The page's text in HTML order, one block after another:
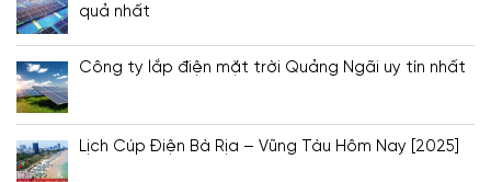
quả nhất
Công ty lắp điện mặt trời Quảng Ngãi uy tín nhất
Lịch Cúp Điện Bà Rịa – Vũng Tàu Hôm Nay [2025]